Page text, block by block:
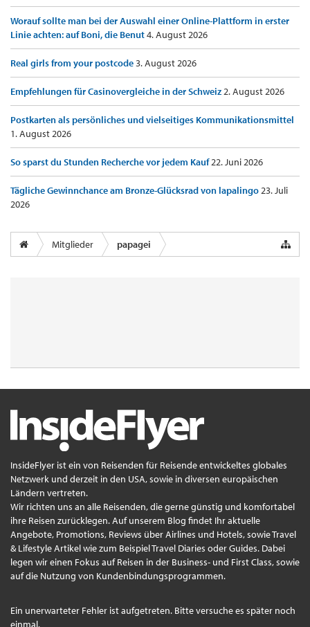
Worauf sollte man bei der Auswahl einer Online-Plattform in erster
Linie achten: auf Boni, die Benut4. August 2026
Real girls from your postcode3. August 2026
Empfehlungen für Casinovergleiche in der Schweiz2. August 2026
Postkarten als persönliches und vielseitiges Kommunikationsmittel
1. August 2026
So sparst du Stunden Recherche vor jedem Kauf22. Juni 2026
Tägliche Gewinnchance am Bronze-Glücksrad von lapalingo23. Juli
2026
Mitglieder papagei
InsideFlyer ist ein von Reisenden für Reisende entwickeltes globales
Netzwerk und derzeit in den USA, sowie in diversen europäischen
Ländern vertreten.
Wir richten uns an alle Reisenden, die gerne günstig und komfortabel
ihre Reisen zurücklegen. Auf unserem Blog findet Ihr aktuelle
Angebote, Promotions, Reviews über Airlines und Hotels, sowie Travel
& Lifestyle Artikel wie zum Beispiel Travel Diaries oder Guides. Dabei
legen wir einen Fokus auf Reisen in der Business- und First Class, sowie
auf die Nutzung von Kundenbindungsprogrammen.
Ein unerwarteter Fehler ist aufgetreten. Bitte versuche es später noch
einmal.